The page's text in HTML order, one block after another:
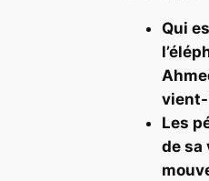
Qui
Les
de sa